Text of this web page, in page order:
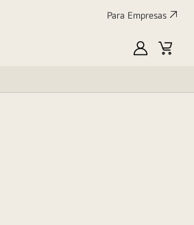
Para Empresas
MyLGCart